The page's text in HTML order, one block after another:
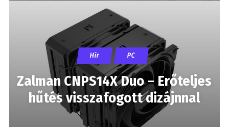
Hír PC
Zalman CNPS14X Duo – Erőteljes
hűtés visszafogott dizájnnal